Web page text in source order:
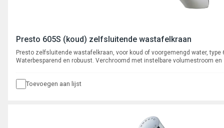
Presto 605S (koud) zelfsluitende wastafelkraan
Presto zelfsluitende wastafelkraan, voor koud of voorgemengd water, type
Waterbesparend en robuust. Verchroomd met instelbare volumestroom
Toevoegen aan lijst